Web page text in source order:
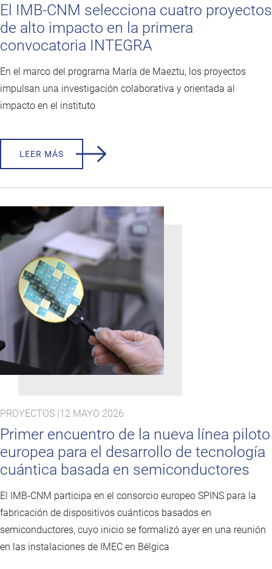
El IMB-CNM selecciona cuatro proyectos
de alto impacto en la primera
convocatoria INTEGRA
En el marco del programa María de Maeztu, los proyectos
impulsan una investigación colaborativa y orientada al
impacto en el instituto
LEER MÁS
PROYECTOS |12 MAYO 2026
Primer encuentro de la nueva línea piloto
europea para el desarrollo de tecnología
cuántica basada en semiconductores
El IMB-CNM participa en el consorcio europeo SPINS para la
fabricación de dispositivos cuánticos basados en
semiconductores, cuyo inicio se formalizó ayer en una reunión
en las instalaciones de IMEC en Bélgica